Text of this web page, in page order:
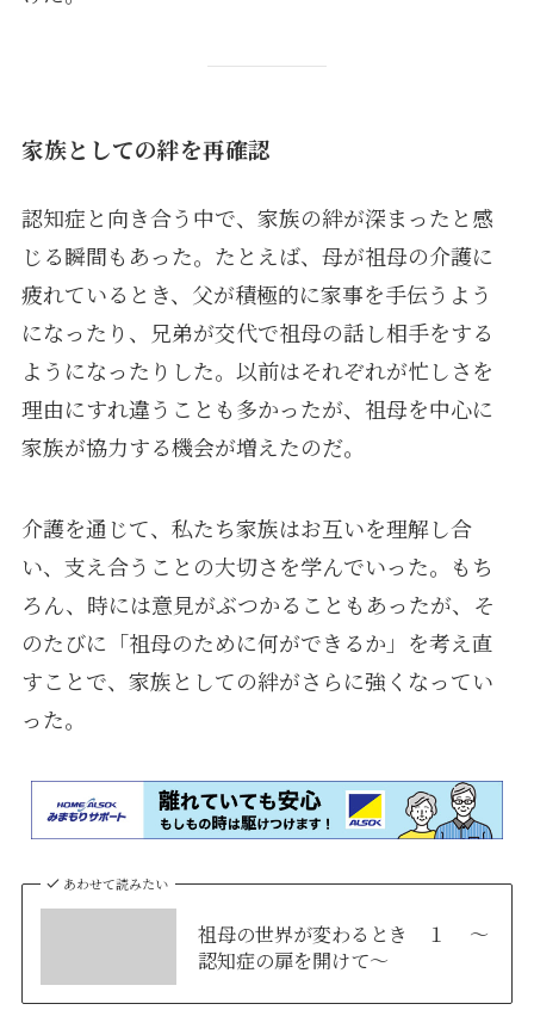
家族としての絆を再確認
認知症と向き合う中で、家族の絆が深まったと感
じる瞬間もあった。たとえば、母が祖母の介護に
疲れているとき、父が積極的に家事を手伝うよう
になったり、兄弟が交代で祖母の話し相手をする
ようになったりした。以前はそれぞれが忙しさを
理由にすれ違うことも多かったが、祖母を中心に
家族が協力する機会が増えたのだ。
介護を通じて、私たち家族はお互いを理解し合
い、支え合うことの大切さを学んでいった。もち
ろん、時には意見がぶつかることもあったが、そ
のたびに「祖母のために何ができるか」を考え直
すことで、家族としての絆がさらに強くなってい
った。
あわせて読みたい
祖母の世界が変わるとき １ ～
認知症の扉を開けて～